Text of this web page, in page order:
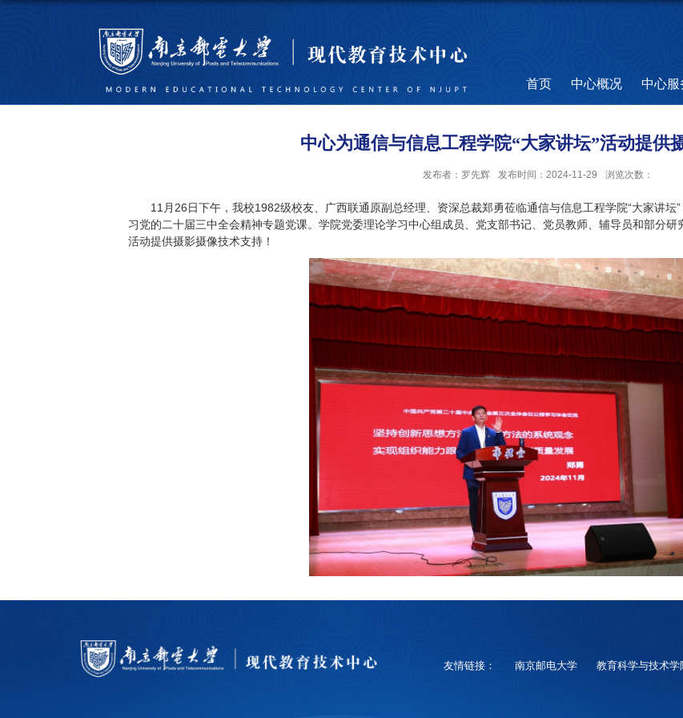
首页 中心概况 中心服
中心为通信与信息工程学院“大家讲坛”活动提供
发布者：罗先辉 发布时间：2024-11-29 浏览次数：
11月26日下午，我校1982级校友、广西联通原副总经理、资深总裁郑勇莅临通信与信息工程学院“大家讲
习党的二十届三中全会精神专题党课。学院党委理论学习中心组成员、党支部书记、党员教师、辅导员和部分
活动提供摄影摄像技术支持！
友情链接： 南京邮电大学 教育科学与技术学